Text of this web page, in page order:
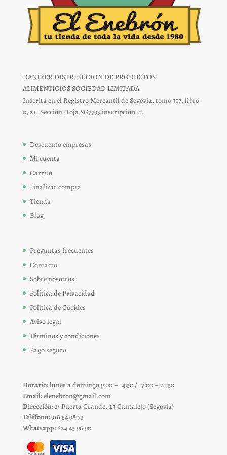
DANIKER DISTRIBUCION DE PRODUCTOS
ALIMENTICIOS SOCIEDAD LIMITADA
Inscrita en el Registro Mercantil de Segovia, tomo 317, libro
0, 211 Sección Hoja SG7795 inscripción 1ª.
Descuento empresas
Mi cuenta
Carrito
Finalizar compra
Tienda
Blog
Preguntas frecuentes
Contacto
Sobre nosotros
Política de Privacidad
Política de Cookies
Aviso legal
Términos y condiciones
Pago seguro
Horario:lunes a domingo 9:00 – 14:30 / 17:00 – 21:30
Email:elenebron@gmail.com
Dirección:c/ Puerta Grande, 23 Cantalejo (Segovia)
Teléfono:916 54 98 73
Whatsapp:624 43 96 90